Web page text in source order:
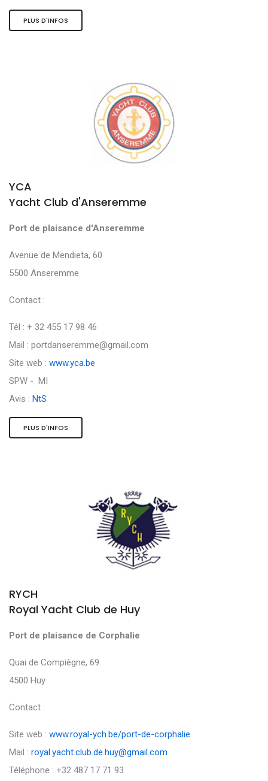
PLUS D'INFOS
YCA
Yacht Club d'Anseremme
Port de plaisance d'Anseremme
Avenue de Mendieta, 60
5500 Anseremme
Contact :
Tél : + 32 455 17 98 46
Mail : portdanseremme@gmail.com
Site web : www.yca.be
SPW - MI
Avis : NtS
PLUS D'INFOS
RYCH
Royal Yacht Club de Huy
Port de plaisance de Corphalie
Quai de Compiègne, 69
4500 Huy
Contact :
Site web : www.royal-ych.be/port-de-corphalie
Mail : royal.yacht.club.de.huy@gmail.com
Téléphone : +32 487 17 71 93